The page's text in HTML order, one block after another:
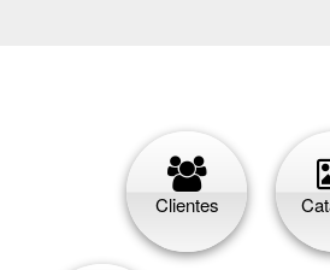
Clientes